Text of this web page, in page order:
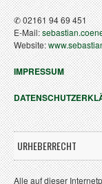
✆ 02161 94 69 451
E-Mail:
Website:
IMPRESSUM
URHEBERRECHT
Alle auf dieser